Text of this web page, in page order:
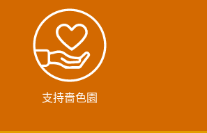
支持嗇色園